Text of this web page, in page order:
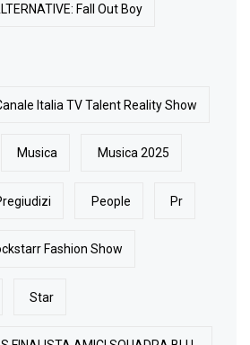
Fall Out Boy
Italia TV Talent Reality Show
Musica Musica 2025
People Pr
Fashion Show
Star